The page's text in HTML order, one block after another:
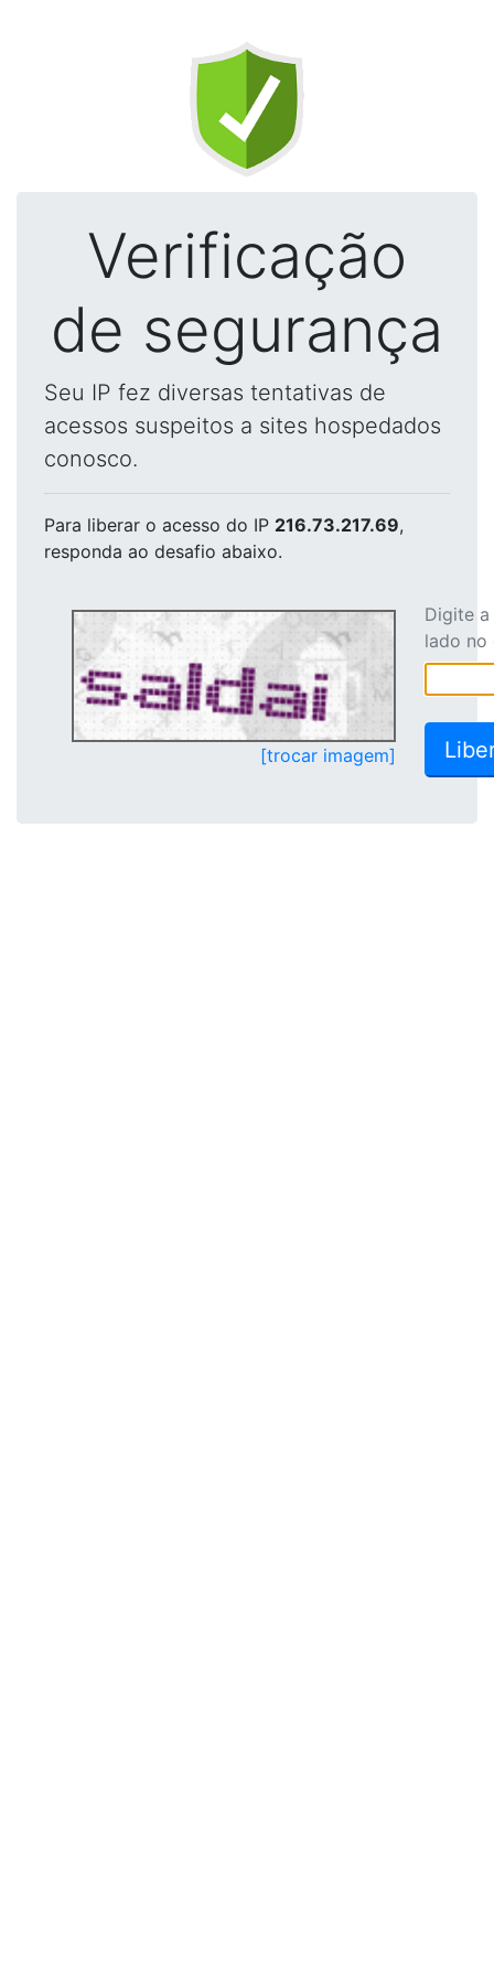
Verificação
de segurança
Seu IP fez diversas tentativas de
acessos suspeitos a sites hospedados
conosco.
Para liberar o acesso do IP 216.73.217.69,
responda ao desafio abaixo.
[trocar imagem]
Digite
lado no